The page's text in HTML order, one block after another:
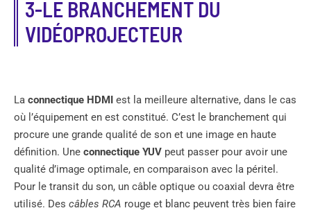
3-LE BRANCHEMENT DU
VIDÉOPROJECTEUR
La connectique HDMI est la meilleure alternative, dans le cas
où l’équipement en est constitué. C’est le branchement qui
procure une grande qualité de son et une image en haute
définition. Une connectique YUV peut passer pour avoir une
qualité d’image optimale, en comparaison avec la péritel.
Pour le transit du son, un câble optique ou coaxial devra être
utilisé. Des câbles RCA rouge et blanc peuvent très bien faire